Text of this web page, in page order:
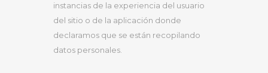
instancias de la experiencia del usuario
del sitio o de la aplicación donde
declaramos que se están recopilando
datos personales.